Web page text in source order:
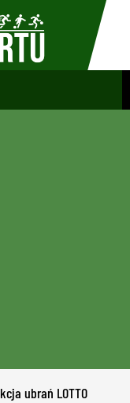
ubrań LOTTO